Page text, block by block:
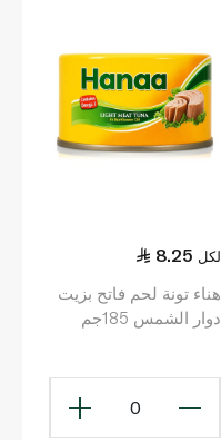
8.25 لكل
هناء تونة لحم فاتح بزيت
دوار الشمس 185جم
0